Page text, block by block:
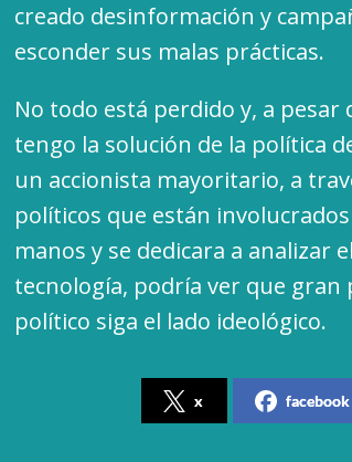
creado desinformación y
esconder sus malas prácticas.
No todo está perdido y, a pesar
tengo la solución de la política
un accionista mayoritario, a
políticos que están
manos y se dedicara a analizar
tecnología, podría ver que gran
político siga el lado ideológico.
x facebook